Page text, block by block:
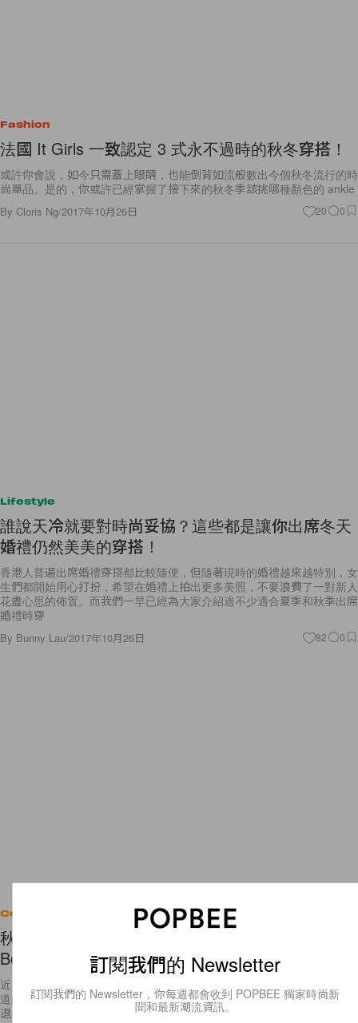
Fashion
法國 It Girls 一致認定 3 式永不過時的秋冬穿搭！
或許你會說，如今只需蓋上眼睛，也能倒背如流般數出今個秋冬流行的時
尚單品。是的，你或許已經掌握了接下來的秋冬季該挑哪種顏色的 ankle
By Cloris Ng/2017年10月26日 20 0
Lifestyle
誰說天冷就要對時尚妥協？這些都是讓你出席冬天
婚禮仍然美美的穿搭！
香港人普遍出席婚禮穿搭都比較隨便，但隨著現時的婚禮越來越特別，女
生們都開始用心打扮，希望在婚禮上拍出更多美照，不要浪費了一對新人
花盡心思的佈置。而我們一早已經為大家介紹過不少適合夏季和秋季出席
婚禮時穿
By Bunny Lau/2017年10月26日 82 0
Celebrities
秋冬時尚運動風穿搭，只要有這一件百搭的
Bomber Jacket 就可以了！
近日天氣漸涼，不少女生都已經穿著長袖外套出門了。上年秋冬季大行其
道的單品－Bomber Jacket，熱潮並沒有因為經歷完春夏季的洗禮而減
退，今個秋冬依舊是 On Trend 的
訂閱我們的 Newsletter
訂閱我們的 Newsletter，你每週都會收到 POPBEE 獨家時尚新
聞和最新潮流資訊。